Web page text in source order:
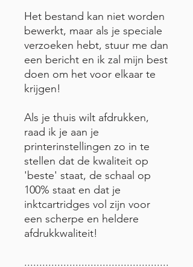
Het bestand kan niet worden
bewerkt, maar als je speciale
verzoeken hebt, stuur me dan
een bericht en ik zal mijn best
doen om het voor elkaar te
krijgen!
Als je thuis wilt afdrukken,
raad ik je aan je
printerinstellingen zo in te
stellen dat de kwaliteit op
'beste' staat, de schaal op
100% staat en dat je
inktcartridges vol zijn voor
een scherpe en heldere
afdrukkwaliteit!
................................................